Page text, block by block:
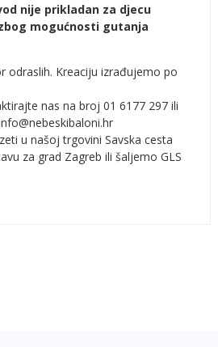
nije prikladan za djecu
mogućnosti gutanja
odraslih. Kreaciju izrađujemo po
nas na broj 01 6177 297 ili
u našoj trgovini Savska cesta
za grad Zagreb ili šaljemo GLS